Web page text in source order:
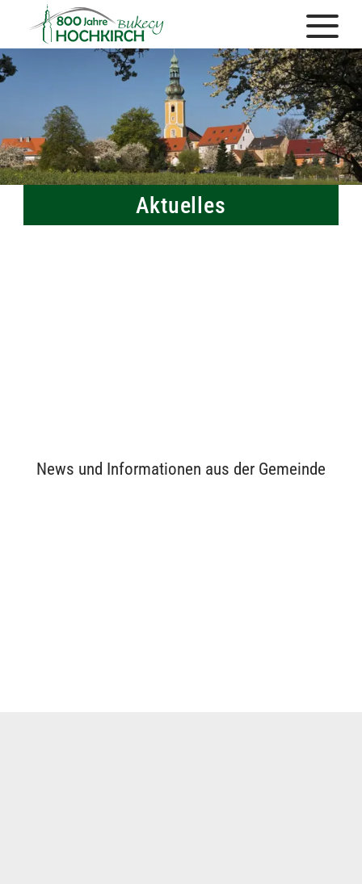
Aktuelles
News und Informationen aus der Gemeinde